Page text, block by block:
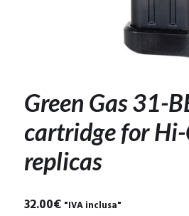
Green Gas 31-
cartridge for
replicas
32.00€ "IVA inclusa"